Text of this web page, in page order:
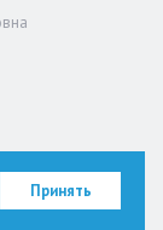
Принять